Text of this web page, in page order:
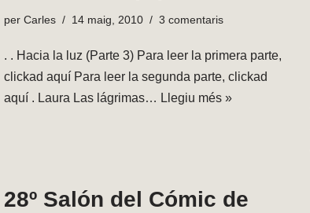
per Carles 14 maig, 2010 3 comentaris
. . Hacia la luz (Parte 3) Para leer la primera parte,
clickad aquí Para leer la segunda parte, clickad
aquí . Laura Las lágrimas… Llegiu més »
28º Salón del Cómic de